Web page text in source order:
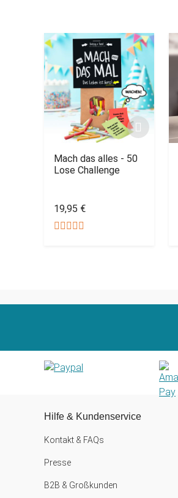
Mach das alles - 50
Lose Challenge
19,95 €
Hilfe & Kundenservice
Kontakt & FAQs
Presse
B2B & Großkunden